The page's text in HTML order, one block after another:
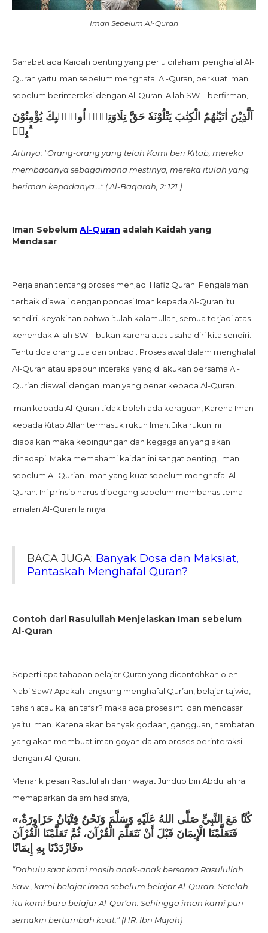
Iman Sebelum Al-Quran
Sahabat ada Kaidah penting yang perlu difahami penghafal Al-
Quran yaitu iman sebelum menghafal Al-Quran, perkuat iman
sebelum berinteraksi dengan Al-Quran. Allah SWT. berfirman,
اَلَّذِيْنَ اٰتَيْنٰهُمُ الْكِتٰبَ يَتْلُوْنَهٗ حَقَّ تِلَاوَتِهٖۗ اُولٰۤىِٕكَ يُؤْمِنُوْنَ
بِهٖ ۗ
Artinya: "Orang-orang yang telah Kami beri Kitab, mereka
membacanya sebagaimana mestinya, mereka itulah yang
beriman kepadanya…." ( Al-Baqarah, 2: 121 )
Iman Sebelum Al-Quran adalah Kaidah yang
Mendasar
Perjalanan tentang proses menjadi Hafiz Quran. Pengalaman
terbaik diawali dengan pondasi Iman kepada Al-Quran itu
sendiri. keyakinan bahwa itulah kalamullah, semua terjadi atas
kehendak Allah SWT. bukan karena atas usaha diri kita sendiri.
Tentu doa orang tua dan pribadi. Proses awal dalam menghafal
Al-Quran atau apapun interaksi yang dilakukan bersama Al-
Qur’an diawali dengan Iman yang benar kepada Al-Quran.
Iman kepada Al-Quran tidak boleh ada keraguan, Karena Iman
kepada Kitab Allah termasuk rukun Iman. Jika rukun ini
diabaikan maka kebingungan dan kegagalan yang akan
dihadapi. Maka memahami kaidah ini sangat penting. Iman
sebelum Al-Qur’an. Iman yang kuat sebelum menghafal Al-
Quran. Ini prinsip harus dipegang sebelum membahas tema
amalan Al-Quran lainnya.
BACA JUGA: Banyak Dosa dan Maksiat,
Pantaskah Menghafal Quran?
Contoh dari Rasulullah Menjelaskan Iman sebelum
Al-Quran
Seperti apa tahapan belajar Quran yang dicontohkan oleh
Nabi Saw? Apakah langsung menghafal Qur’an, belajar tajwid,
tahsin atau kajian tafsir? maka ada proses inti dan mendasar
yaitu Iman. Karena akan banyak godaan, gangguan, hambatan
yang akan membuat iman goyah dalam proses berinteraksi
dengan Al-Quran.
Menarik pesan Rasulullah dari riwayat Jundub bin Abdullah ra.
memaparkan dalam hadisnya,
«كُنَّا مَعَ النَّبِيِّ صَلَّى اللهُ عَلَيْهِ وَسَلَّمَ ‌وَنَحْنُ ‌فِتْيَانٌ ‌حَزَاوِرَةٌ،
فَتَعَلَّمْنَا الْإِيمَانَ قَبْلَ أَنْ نَتَعَلَّمَ الْقُرْآنَ، ثُمَّ تَعَلَّمْنَا الْقُرْآنَ
فَازْدَدْنَا بِهِ إِيمَانًا»
“Dahulu saat kami masih anak-anak bersama Rasulullah
Saw., kami belajar iman sebelum belajar Al-Quran. Setelah
itu kami baru belajar Al-Qur’an. Sehingga iman kami pun
semakin bertambah kuat.” (HR. Ibn Majah)